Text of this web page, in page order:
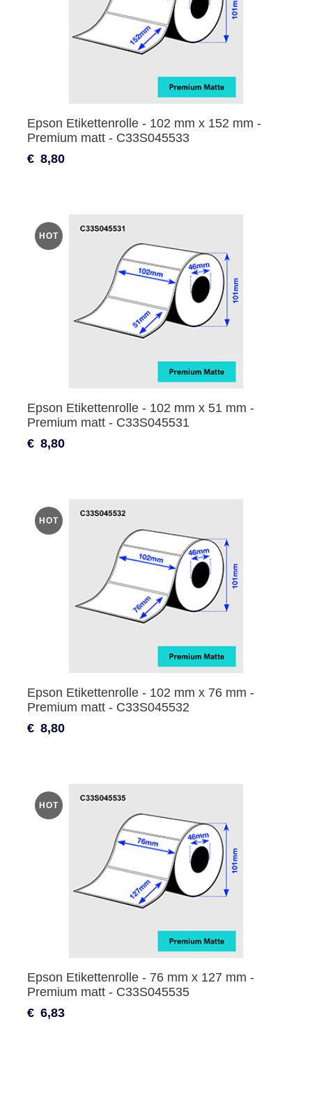
Epson Etikettenrolle - 102 mm x 152 mm -
Premium matt - C33S045533
€ 8,80
HOT
Epson Etikettenrolle - 102 mm x 51 mm -
Premium matt - C33S045531
€ 8,80
HOT
Epson Etikettenrolle - 102 mm x 76 mm -
Premium matt - C33S045532
€ 8,80
HOT
Epson Etikettenrolle - 76 mm x 127 mm -
Premium matt - C33S045535
€ 6,83